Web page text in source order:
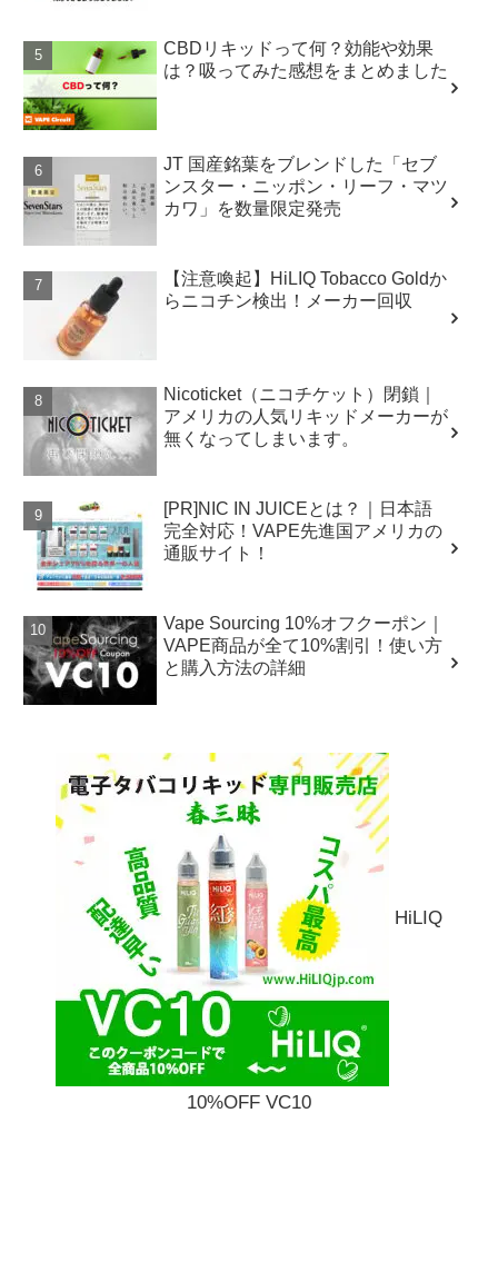
CBDリキッドって何？効能や効果
は？吸ってみた感想をまとめました
JT 国産銘葉をブレンドした「セブ
ンスター・ニッポン・リーフ・マツ
カワ」を数量限定発売
【注意喚起】HiLIQ Tobacco Goldか
らニコチン検出！メーカー回収
Nicoticket（ニコチケット）閉鎖｜
アメリカの人気リキッドメーカーが
無くなってしまいます。
[PR]NIC IN JUICEとは？｜日本語
完全対応！VAPE先進国アメリカの
通販サイト！
Vape Sourcing 10%オフクーポン｜
VAPE商品が全て10%割引！使い方
と購入方法の詳細
HiLIQ
10%OFF VC10